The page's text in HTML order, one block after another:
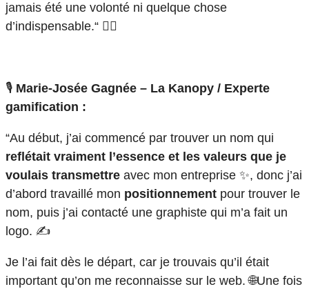
jamais été une volonté ni quelque chose
d’indispensable.“ 🤷‍♀️
🎙️ Marie-Josée Gagnée – La Kanopy / Experte
gamification :
“Au début, j’ai commencé par trouver un nom qui
reflétait vraiment l’essence et les valeurs que je
voulais transmettre avec mon entreprise ✨, donc j’ai
d’abord travaillé mon positionnement pour trouver le
nom, puis j’ai contacté une graphiste qui m’a fait un
logo. ✍️
Je l’ai fait dès le départ, car je trouvais qu’il était
important qu’on me reconnaisse sur le web. 🌐Une fois